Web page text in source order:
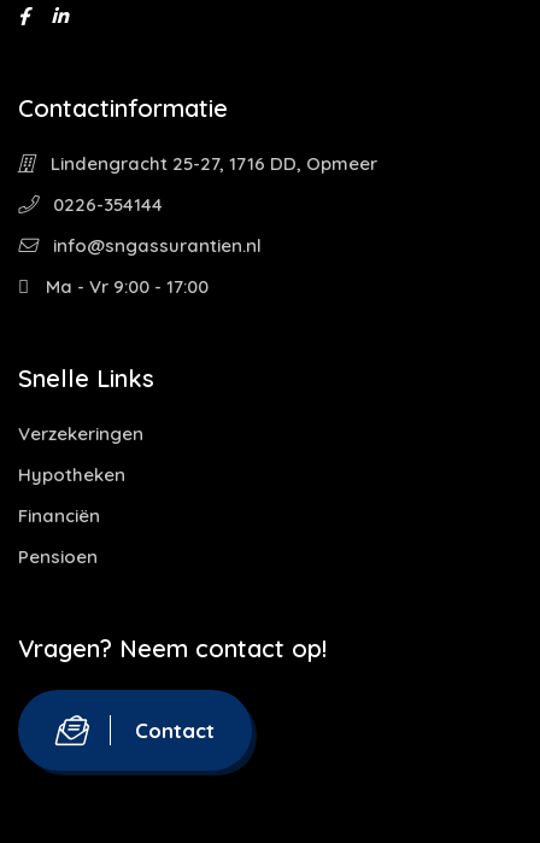
Contactinformatie
Lindengracht 25-27, 1716 DD, Opmeer
0226-354144
info@sngassurantien.nl
Ma - Vr 9:00 - 17:00
Snelle Links
Verzekeringen
Hypotheken
Financiën
Pensioen
Vragen? Neem contact op!
Contact